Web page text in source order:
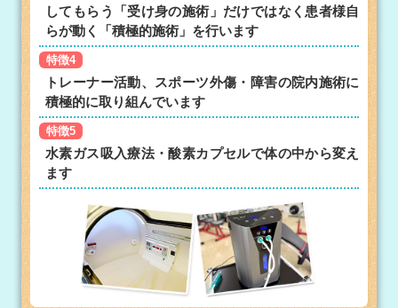
してもらう「受け身の施術」だけではなく患者様自
らが動く「積極的施術」を行います
特徴4
トレーナー活動、スポーツ外傷・障害の院内施術に
積極的に取り組んでいます
特徴5
水素ガス吸入療法・酸素カプセルで体の中から変え
ます